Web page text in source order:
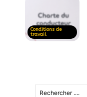
Conditions de
travail
Rechercher ....